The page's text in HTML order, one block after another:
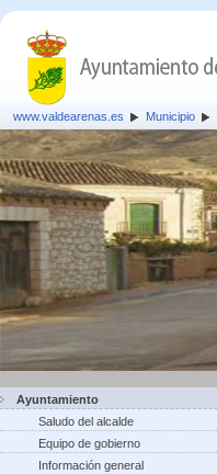
www.valdearenas.es Municipio
Ayuntamiento
Saludo del alcalde
Equipo de gobierno
Información general